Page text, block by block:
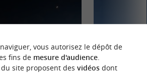
vous autorisez le dépôt de
fins de mesure d'audience.
site proposent des vidéosdont